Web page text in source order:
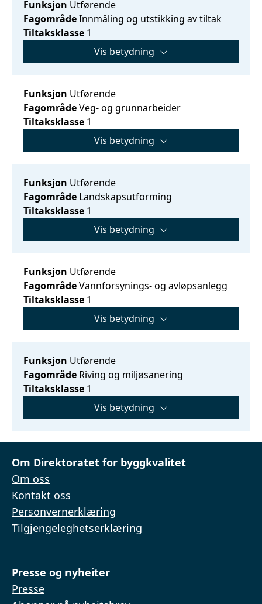
Funksjon Utførende
FagområdeInnmåling og utstikking av tiltak
Tiltaksklasse 1
Vis betydning
Funksjon Utførende
FagområdeVeg- og grunnarbeider
Tiltaksklasse 1
Vis betydning
Funksjon Utførende
Fagområde Landskapsutforming
Tiltaksklasse 1
Vis betydning
Funksjon Utførende
FagområdeVannforsynings- og avløpsanlegg
Tiltaksklasse 1
Vis betydning
Funksjon Utførende
Fagområde Riving og miljøsanering
Tiltaksklasse 1
Vis betydning
Om Direktoratet for byggkvalitet
Om oss
Kontakt oss
Personvernerklæring
Tilgjengeleghetserklæring
Presse og nyheiter
Presse